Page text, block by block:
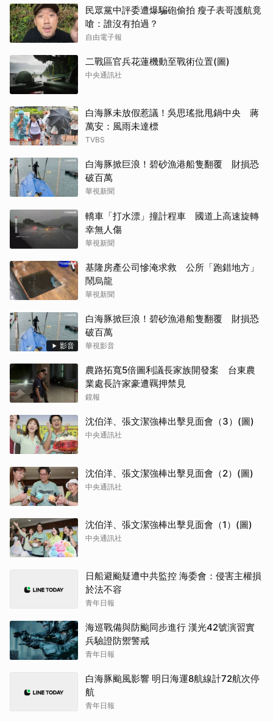
民眾黨中評委遭爆騙砲偷拍 瘦子表哥護航竟
嗆：誰沒有拍過？
自由電子報
二戰區官兵花蓮機動至戰術位置(圖)
中央通訊社
白海豚未放假惹議！吳思瑤批甩鍋中央 蔣
萬安：風雨未達標
TVBS
白海豚掀巨浪！碧砂漁港船隻翻覆 財損恐
破百萬
華視新聞
轎車「打水漂」撞計程車 國道上高速旋轉
幸無人傷
華視新聞
基隆房產公司慘淹求救 公所「跑錯地方」
鬧烏龍
華視新聞
影音
白海豚掀巨浪！碧砂漁港船隻翻覆 財損恐
破百萬
華視影音
農路拓寬5倍圖利議長家族開發案 台東農
業處長許家豪遭羈押禁見
鏡報
沈伯洋、張文潔強棒出擊見面會（3）(圖)
中央通訊社
沈伯洋、張文潔強棒出擊見面會（2）(圖)
中央通訊社
沈伯洋、張文潔強棒出擊見面會（1）(圖)
中央通訊社
日船避颱疑遭中共監控 海委會：侵害主權損
於法不容
青年日報
海巡戰備與防颱同步進行 漢光42號演習實
兵驗證防禦警戒
青年日報
白海豚颱風影響 明日海運8航線計72航次停
航
青年日報